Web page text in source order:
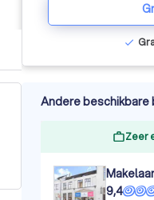
check
Andere beschikbare
Zeer
9,4